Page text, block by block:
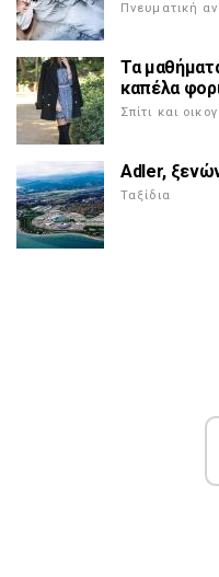
Πνευματική
Τα
καπέλα
Σπίτι και
Adler,
Ταξίδια